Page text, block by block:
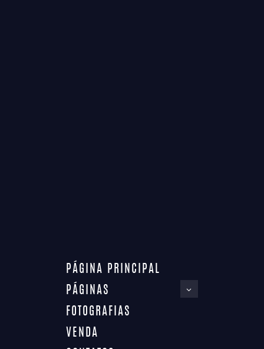
PÁGINA PRINCIPAL
PÁGINAS
FOTOGRAFIAS
VENDA